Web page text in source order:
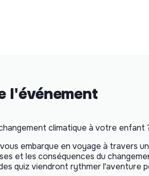
l'événement
climatique à votre
vous embarque en voyage à travers
et les conséquences du
quiz viendront rythmer l'aventure